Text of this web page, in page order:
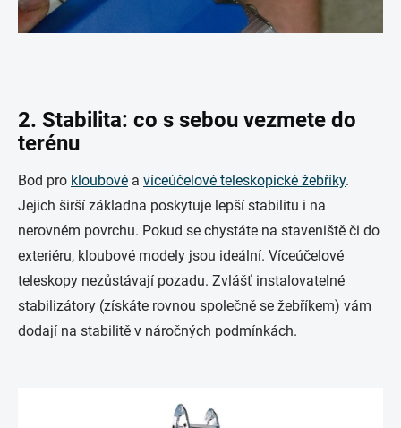
2. Stabilita: co s sebou vezmete do
terénu
Bod pro kloubové a víceúčelové teleskopické žebříky.
Jejich širší základna poskytuje lepší stabilitu i na
nerovném povrchu. Pokud se chystáte na staveniště či do
exteriéru, kloubové modely jsou ideální. Víceúčelové
teleskopy nezůstávají pozadu. Zvlášť instalovatelné
stabilizátory (získáte rovnou společně se žebříkem) vám
dodají na stabilitě v náročných podmínkách.